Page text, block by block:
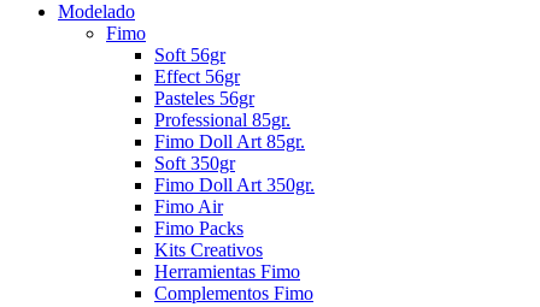
Modelado
Fimo
Soft 56gr
Effect 56gr
Pasteles 56gr
Professional 85gr.
Fimo Doll Art 85gr.
Soft 350gr
Fimo Doll Art 350gr.
Fimo Air
Fimo Packs
Kits Creativos
Herramientas Fimo
Complementos Fimo